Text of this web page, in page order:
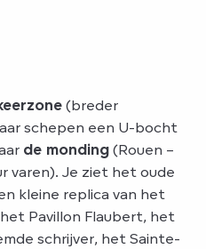
(breder
schepen een U-bocht
de monding (Rouen –
varen). Je ziet het oude
kleine replica van het
Pavillon Flaubert, het
schrijver, het Sainte-